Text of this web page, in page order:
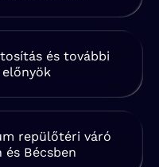
és további
repülőtéri váró
és Bécsben